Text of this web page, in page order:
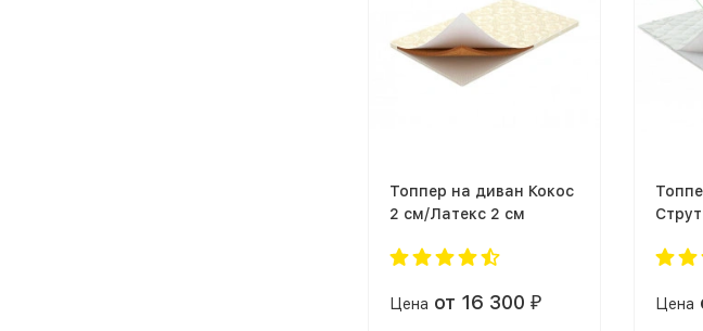
Топпер на диван Кокос
2 см/Латекс 2 см
Цена от 16 300 ₽ Цена